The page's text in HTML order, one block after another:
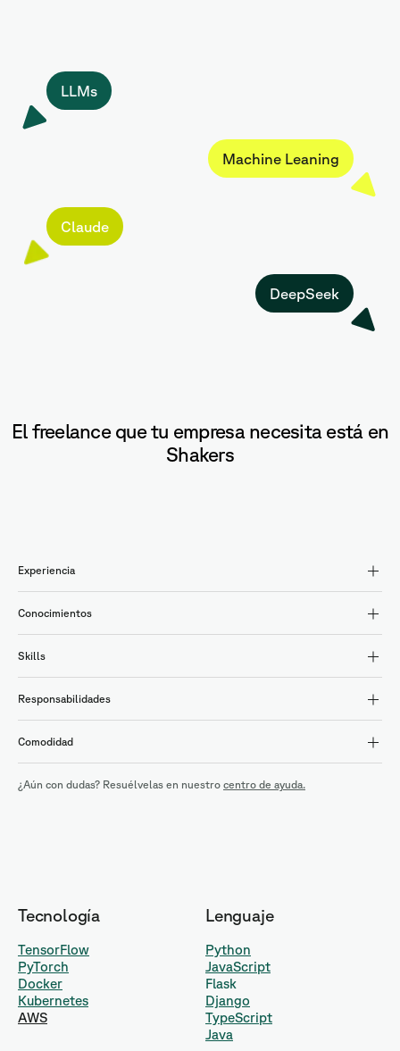
LLMs
Machine Leaning
Claude
DeepSeek
El freelance que tu empresa necesita está en
Shakers
Experiencia
Conocimientos
Skills
Responsabilidades
Comodidad
¿Aún con dudas? Resuélvelas en nuestro centro de ayuda.
Tecnología
TensorFlow
PyTorch
Docker
Kubernetes
AWS
Lenguaje
Python
JavaScript
Flask
Django
TypeScript
Java